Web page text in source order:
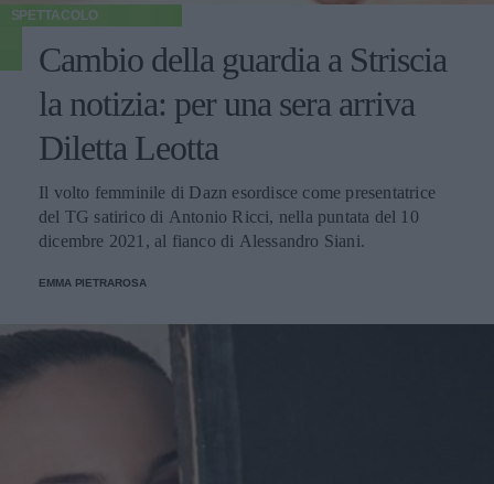
SPETTACOLO
Cambio della guardia a Striscia
la notizia: per una sera arriva
Diletta Leotta
Il volto femminile di Dazn esordisce come presentatrice
del TG satirico di Antonio Ricci, nella puntata del 10
dicembre 2021, al fianco di Alessandro Siani.
EMMA PIETRAROSA